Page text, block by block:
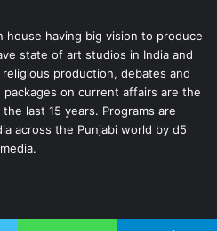
house having big vision to produce
state of art studios in India and
production, debates and
on current affairs are the
last 15 years. Programs are
across the Punjabi world by d5
media.